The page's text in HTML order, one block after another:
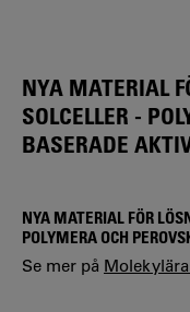
NYA MATERIAL
SOLCELLER -
BASERADE
NYA MATERIAL FÖR
POLYMERA OCH
Se mer på